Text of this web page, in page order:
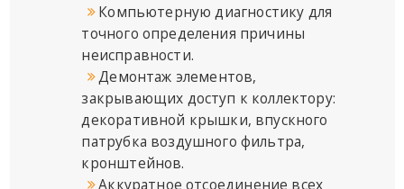
Компьютерную диагностику для
точного определения причины
неисправности.
Демонтаж элементов,
закрывающих доступ к коллектору:
декоративной крышки, впускного
патрубка воздушного фильтра,
кронштейнов.
Аккуратное отсоединение всех